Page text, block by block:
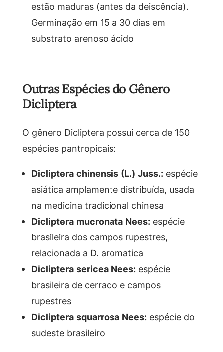
estão maduras (antes da deiscência).
Germinação em 15 a 30 dias em
substrato arenoso ácido
Outras Espécies do Gênero
Dicliptera
O gênero Dicliptera possui cerca de 150
espécies pantropicais:
Dicliptera chinensis (L.) Juss.: espécie
asiática amplamente distribuída, usada
na medicina tradicional chinesa
Dicliptera mucronata Nees: espécie
brasileira dos campos rupestres,
relacionada a D. aromatica
Dicliptera sericea Nees: espécie
brasileira de cerrado e campos
rupestres
Dicliptera squarrosa Nees: espécie do
sudeste brasileiro